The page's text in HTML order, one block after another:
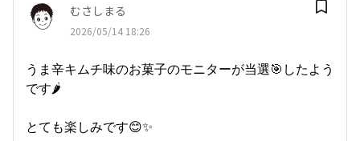
むさしまる
2026/05/14 18:26
うま辛キムチ味のお菓子のモニターが当選🎯したよう
です🌶️
とても楽しみです😊✨️